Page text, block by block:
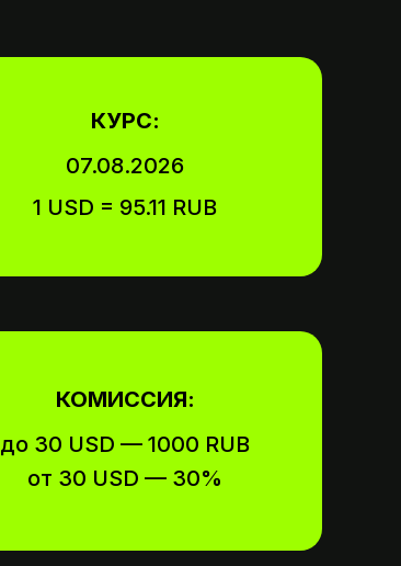
КОМИССИЯ:
КУРС:
07.08.2026
1 USD = 95.11 RUB
до 30 USD — 1000 RUB
от 30 USD — 30%